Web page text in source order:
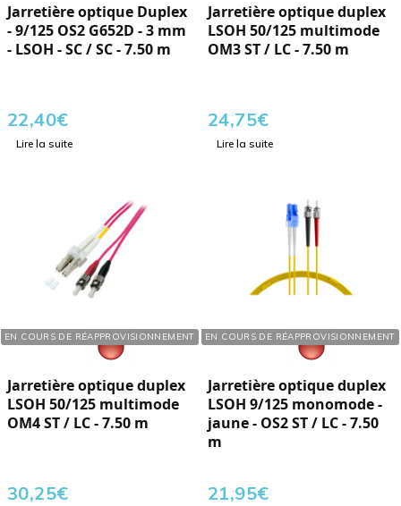
Jarretière optique Duplex
- 9/125 OS2 G652D - 3 mm
- LSOH - SC / SC - 7.50 m
22,40€
Lire la suite
Jarretière optique duplex
LSOH 50/125 multimode
OM3 ST / LC - 7.50 m
24,75€
Lire la suite
EN COURS DE RÉAPPROVISIONNEMENT
Réf. : 103266
Jarretière optique duplex
LSOH 50/125 multimode
OM4 ST / LC - 7.50 m
30,25€
EN COURS DE RÉAPPROVISIONNEMENT
Réf. : 103617
Jarretière optique duplex
LSOH 9/125 monomode -
jaune - OS2 ST / LC - 7.50
m
21,95€